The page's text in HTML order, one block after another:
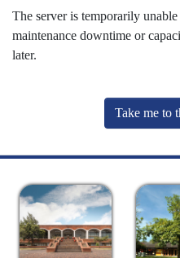
The server is temporarily
maintenance downtime or
later.
Take me to